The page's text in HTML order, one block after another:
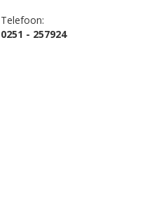
Telefoon:
0251 - 257924